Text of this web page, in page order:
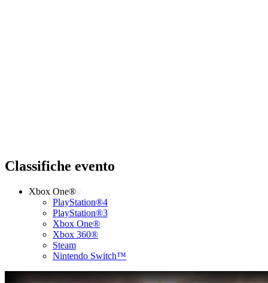
Classifiche evento
Xbox One®
PlayStation®4
PlayStation®3
Xbox One®
Xbox 360®
Steam
Nintendo Switch™